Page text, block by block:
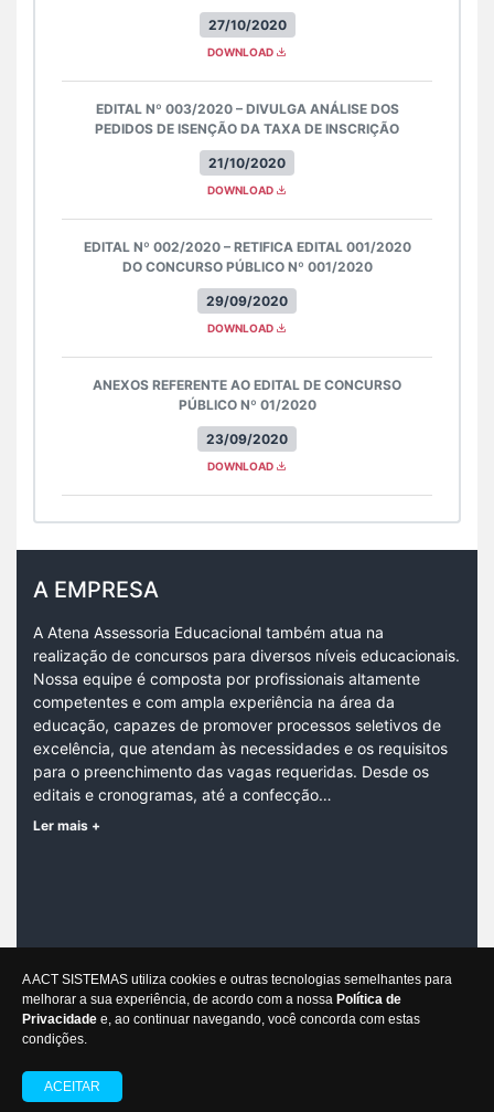
A ACT SISTEMAS utiliza cookies e outras tecnologias semelhantes para
melhorar a sua experiência, de acordo com a nossa Política de
Privacidade e, ao continuar navegando, você concorda com estas
condições.
ACEITAR
27/10/2020
DOWNLOAD
21/10/2020
EDITAL Nº 003/2020 – DIVULGA ANÁLISE DOS
PEDIDOS DE ISENÇÃO DA TAXA DE INSCRIÇÃO
DOWNLOAD
29/09/2020
EDITAL Nº 002/2020 – RETIFICA EDITAL 001/2020
DO CONCURSO PÚBLICO Nº 001/2020
DOWNLOAD
23/09/2020
ANEXOS REFERENTE AO EDITAL DE CONCURSO
PÚBLICO Nº 01/2020
DOWNLOAD
A EMPRESA
A Atena Assessoria Educacional também atua na
realização de concursos para diversos níveis educacionais.
Nossa equipe é composta por profissionais altamente
competentes e com ampla experiência na área da
educação, capazes de promover processos seletivos de
excelência, que atendam às necessidades e os requisitos
para o preenchimento das vagas requeridas. Desde os
editais e cronogramas, até a confecção…
Ler mais +
CONTATO
Jose Niquelatti, 392, Centro |CEP: 89188-000
Agronômica/SC
Desenvolvido por Gestor Editais © 2012 - 2026